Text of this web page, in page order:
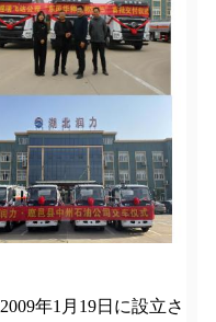
2009年1月19日に設立さ